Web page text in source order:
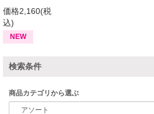
価格2,160(税
込)
NEW
検索条件
商品カテゴリから選ぶ